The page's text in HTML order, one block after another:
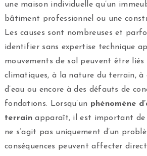
une maison individuelle qu’un
bâtiment professionnel ou une
Les causes sont nombreuses et
identifier sans expertise technique
mouvements de sol peuvent être liés
climatiques, à la nature du terrain,
d’eau ou encore à des défauts de
fondations. Lorsqu’un phénomène
terrain apparaît, il est important de
ne s’agit pas uniquement d’un
conséquences peuvent affecter